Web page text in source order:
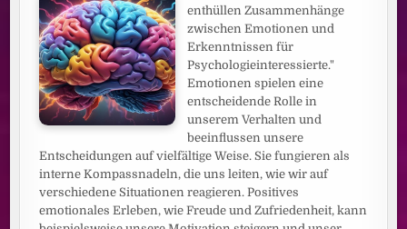
enthüllen Zusammenhänge
zwischen Emotionen und
Erkenntnissen für
Psychologieinteressierte."
Emotionen spielen eine
entscheidende Rolle in
unserem Verhalten und
beeinflussen unsere
Entscheidungen auf vielfältige Weise. Sie fungieren als
interne Kompassnadeln, die uns leiten, wie wir auf
verschiedene Situationen reagieren. Positives
emotionales Erleben, wie Freude und Zufriedenheit, kann